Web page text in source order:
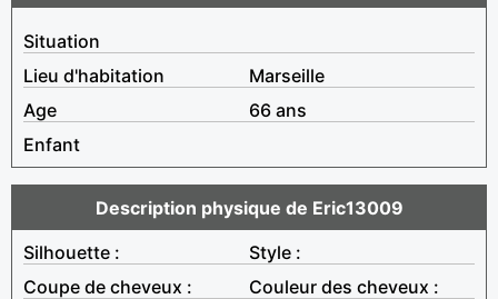
Situation
Lieu d'habitation
Marseille
Age
66 ans
Enfant
Description physique de Eric13009
Silhouette :
Style :
Coupe de cheveux :
Couleur des cheveux :